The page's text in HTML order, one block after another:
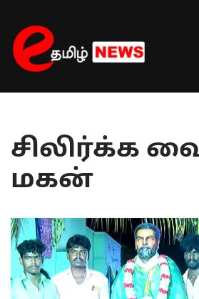
Skip
to
content
சிலிர்க்க
மகன்